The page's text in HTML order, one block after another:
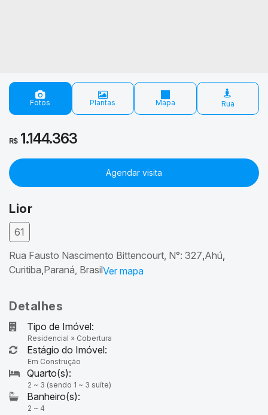
Fotos Plantas Mapa
R$1.144.363
Agendar visita
Lior
61
Rua Fausto Nascimento Bittencourt, N°: 327 Ahú
Curitiba Paraná, Brasil
Detalhes
Tipo de Imóvel:
Residencial » Cobertura
Estágio do Imóvel:
Em Construção
2 ~ 3 (sendo 1 ~ 3 suíte)
2 ~ 4